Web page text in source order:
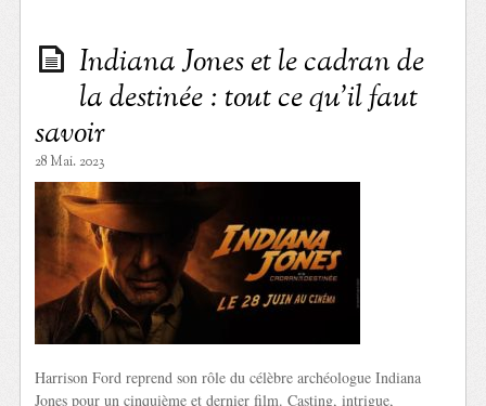
Indiana Jones et le cadran de
la destinée : tout ce qu’il faut
savoir
28 Mai. 2023
Harrison Ford reprend son rôle du célèbre archéologue Indiana
Jones pour un cinquième et dernier film. Casting, intrigue,